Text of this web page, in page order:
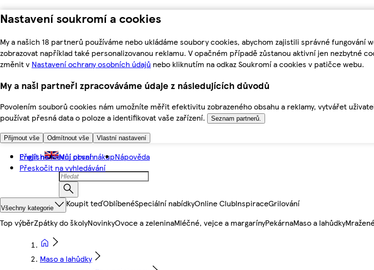
Nastavení soukromí a cookies
My a našich 18 partnerů používáme nebo ukládáme soubory cookies, abychom zajistili správné
zobrazovat například také personalizovanou reklamu. V opačném případě zůstanou aktivní jen nezbytné
změnit v Nastavení ochrany osobních údajů nebo kliknutím na odkaz Soukromí a cookies v patičce webu.
My a naši partneři zpracováváme údaje z následujících důvodů
Povolením souborů cookies nám umožníte měřit efektivitu zobrazeného obsahu a reklamy, vytvářet
používat přesná data o poloze a identifikovat vaše zařízení.
Seznam partnerů.
Přijmout vše Odmítnout vše Vlastní nastavení
Přejít na hlavní obsah
Přeskočit na vyhledávání
English Můj první nákupNápověda
Všechny kategorie Koupit teďOblíbenéSpeciální nabídkyOnline ClubInspiraceGrilování
Top výběrZpátky do školyNovinkyOvoce a zeleninaMléčné, vejce a margarínyPekárnaMaso a lahůdky
Maso a lahůdky